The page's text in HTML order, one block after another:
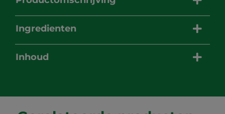
Ingredienten
Inhoud